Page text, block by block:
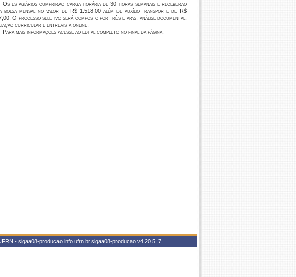
Os estagiários cumprirão carga horária de 30 horas semanais e receberão
bolsa mensal no valor de R$ 1.518,00 além de auxílio-transporte de R$
O processo seletivo será composto por três etapas: análise documental,
curricular e entrevista online.
Para mais informações acesse ao edital completo no final da página.
- sigaa08-producao.info.ufrn.br.sigaa08-producao v4.20.5_7